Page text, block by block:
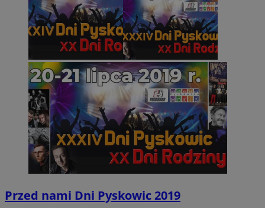
Przed nami Dni Pyskowic 2019